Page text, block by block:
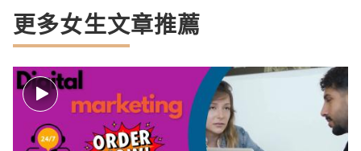
更多女生文章推薦